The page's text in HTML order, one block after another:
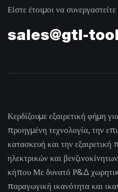
Είστε έτοιμοι να
sales@gtl-
Κερδίζουμε εξαιρετική φήμη
προηγμένη τεχνολογία, την
κατασκευή και την εξαιρετική
ηλεκτρικών και
κήπου Με δυνατό Ρ&Δ
παραγωγική ικανότητα και